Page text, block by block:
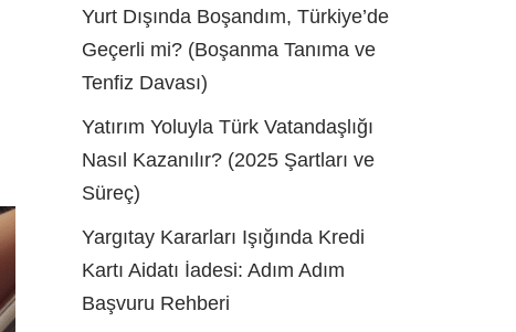
Yurt Dışında Boşandım, Türkiye’de
Geçerli mi? (Boşanma Tanıma ve
Tenfiz Davası)
Yatırım Yoluyla Türk Vatandaşlığı
Nasıl Kazanılır? (2025 Şartları ve
Süreç)
Yargıtay Kararları Işığında Kredi
Kartı Aidatı İadesi: Adım Adım
Başvuru Rehberi